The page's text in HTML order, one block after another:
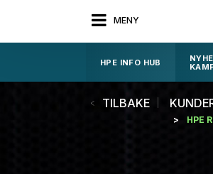
MENY
HPE INFO HUB
TILBAKE
HPE